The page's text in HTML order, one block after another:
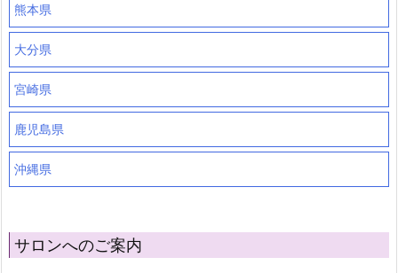
熊本県
大分県
宮崎県
鹿児島県
沖縄県
サロンへのご案内